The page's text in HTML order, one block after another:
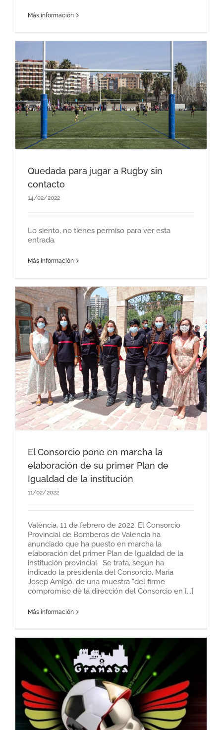
Más información
Quedada para jugar a Rugby sin
contacto
14/02/2022
Lo siento, no tienes permiso para ver esta
entrada.
Más información
El Consorcio pone en marcha la
elaboración de su primer Plan de
Igualdad de la institución
11/02/2022
València, 11 de febrero de 2022. El Consorcio
Provincial de Bomberos de València ha
anunciado que ha puesto en marcha la
elaboración del primer Plan de Igualdad de la
institución provincial. Se trata, según ha
indicado la presidenta del Consorcio, Maria
Josep Amigó, de una muestra “del firme
compromiso de la dirección del Consorcio en [...]
Más información